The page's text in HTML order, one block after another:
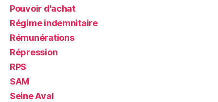
Pouvoir d'achat
Régime indemnitaire
Rémunérations
Répression
RPS
SAM
Seine Aval